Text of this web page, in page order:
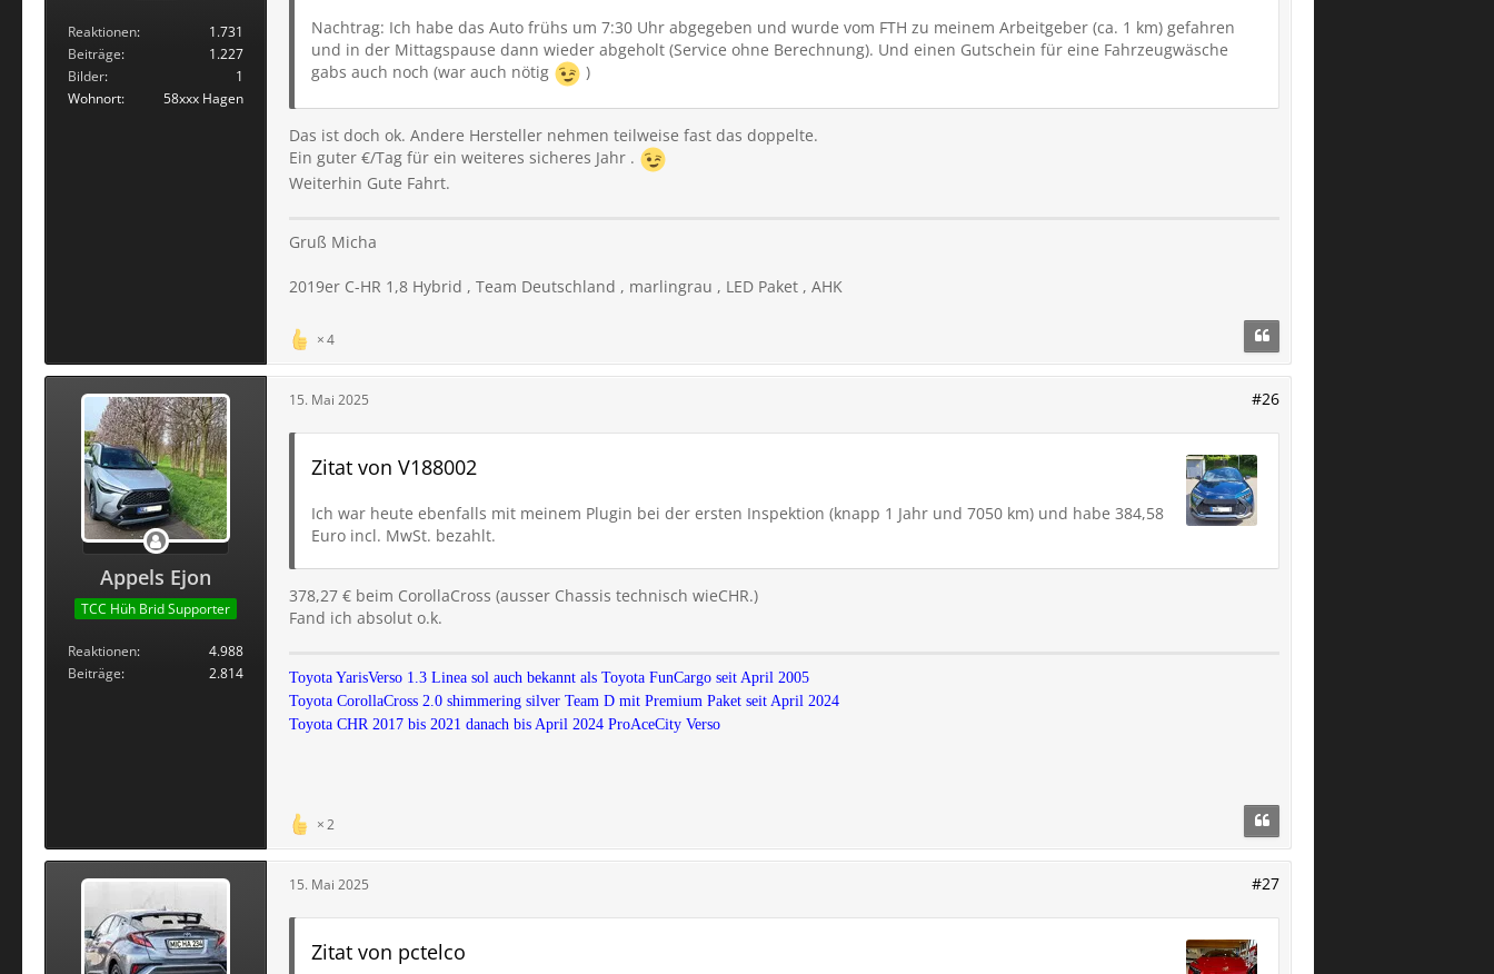
Reaktionen
1.731
Beiträge
1.227
Bilder
1
Wohnort
58xxx Hagen
Nachtrag: Ich habe das Auto frühs um 7:30 Uhr abgegeben und wurde vom FTH zu meinem Arbeitgeber (ca. 1 km) gefahren
und in der Mittagspause dann wieder abgeholt (Service ohne Berechnung). Und einen Gutschein für eine Fahrzeugwäsche
gabs auch noch (war auch nötig
)
Das ist doch ok. Andere Hersteller nehmen teilweise fast das doppelte.
Ein guter €/Tag für ein weiteres sicheres Jahr .
Weiterhin Gute Fahrt.
Gruß Micha
2019er C-HR 1,8 Hybrid , Team Deutschland , marlingrau , LED Paket , AHK
4
Appels Ejon
TCC Hüh Brid Supporter
Reaktionen
4.988
Beiträge
2.814
15. Mai 2025 #26
Zitat von V188002
Ich war heute ebenfalls mit meinem Plugin bei der ersten Inspektion (knapp 1 Jahr und 7050 km) und habe 384,58
Euro incl. MwSt. bezahlt.
378,27 € beim CorollaCross (ausser Chassis technisch wieCHR.)
Fand ich absolut o.k.
Toyota YarisVerso 1.3 Linea sol auch bekannt als Toyota FunCargo seit April 2005
Toyota CorollaCross 2.0 shimmering silver Team D mit Premium Paket seit April 2024
Toyota CHR 2017 bis 2021 danach bis April 2024 ProAceCity Verso
2
15. Mai 2025 #27
Zitat von pctelco